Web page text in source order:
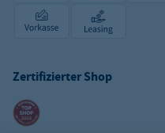
Zertifizierter Shop